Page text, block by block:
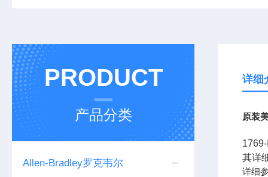
PRODUCT
产品分类
Allen-Bradley罗克韦尔
详细
原装
其详
详细